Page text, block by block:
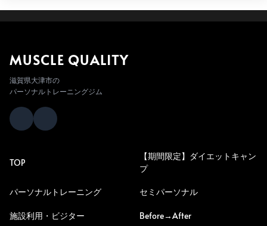
MUSCLE QUALITY
滋賀県大津市の
パーソナルトレーニングジム
TOP
【期間限定】ダイエットキャン
プ
パーソナルトレーニング セミパーソナル
施設利用・ビジター Before→After